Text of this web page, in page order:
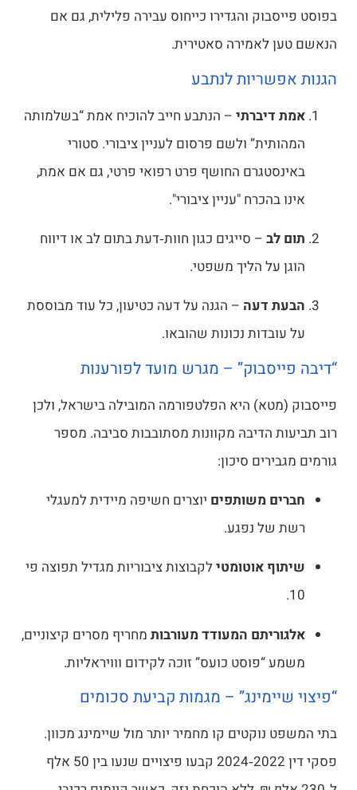
והגדירו כייחוס עבירה פלילית, גם אם
לאמירה סאטירית.
לנתבע
דיברתי – הנתבע חייב להוכיח אמת “בשלמותה
ולשם פרסום לעניין ציבורי. סטורי
החושף פרט רפואי פרטי, גם אם אמת,
בהכרח "עניין ציבורי".
– סייגים כגון חוות‑דעת בתום לב או דיווח
על הליך משפטי.
דעה– הגנה על דעה כטיעון, כל עוד מבוססת
נכונות שהובאו.
– מגרש מועד לפורענות
היא הפלטפורמה המובילה בישראל, ולכן
הדיבהּ מקוונות מסתובבות סביבה. מספר
סיכון:
משותפיםיוצרים חשיפה מיידית למעגלי
של נפגע.
אוטומטילקבוצות ציבוריות מגדיל תפוצה פי
המעודד מעורבותמחריף מסרים קיצוניים,
“פוסט כועס” זוכה לקידום ווויראליות.
– מגמות קביעת סכומים
נוקטים קו מחמיר יותר מול שיימינג מכוון.
פסקי דין 2022‑2024 קבעו פיצויים שנעו בין 50 אלף